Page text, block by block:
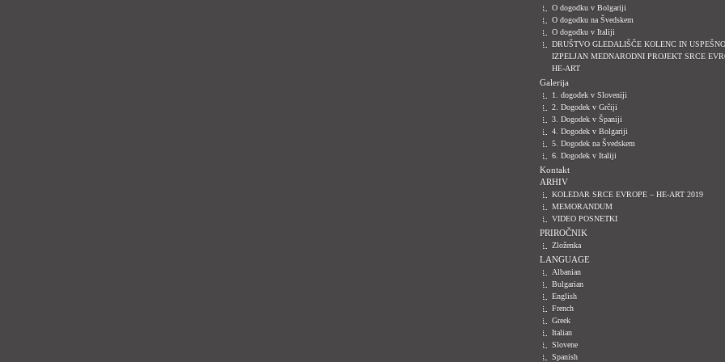
O dogodku v Bolgariji
O dogodku na Švedskem
O dogodku v Italiji
DRUŠTVO GLEDALIŠČE KOLENC IN USPEŠNO
IZPELJAN MEDNARODNI PROJEKT SRCE
HE-ART
Galerija
1. dogodek v Sloveniji
2. Dogodek v Grčiji
3. Dogodek v Španiji
4. Dogodek v Bolgariji
5. Dogodek na Švedskem
6. Dogodek v Italiji
Kontakt
ARHIV
KOLEDAR SRCE EVROPE – HE-ART 2019
MEMORANDUM
VIDEO POSNETKI
PRIROČNIK
Zloženka
LANGUAGE
Albanian
Bulgarian
English
French
Greek
Italian
Slovene
Spanish